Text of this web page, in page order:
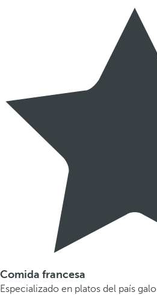
Comida francesa
Especializado en platos del país galo